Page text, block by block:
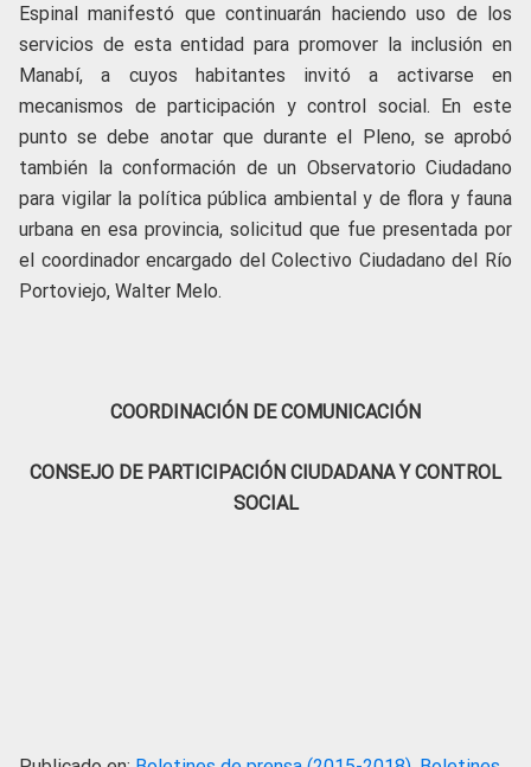
Espinal manifestó que continuarán haciendo uso de los
servicios de esta entidad para promover la inclusión en
Manabí, a cuyos habitantes invitó a activarse en
mecanismos de participación y control social. En este
punto se debe anotar que durante el Pleno, se aprobó
también la conformación de un Observatorio Ciudadano
para vigilar la política pública ambiental y de flora y fauna
urbana en esa provincia, solicitud que fue presentada por
el coordinador encargado del Colectivo Ciudadano del Río
Portoviejo, Walter Melo.
COORDINACIÓN DE COMUNICACIÓN
CONSEJO DE PARTICIPACIÓN CIUDADANA Y CONTROL
SOCIAL